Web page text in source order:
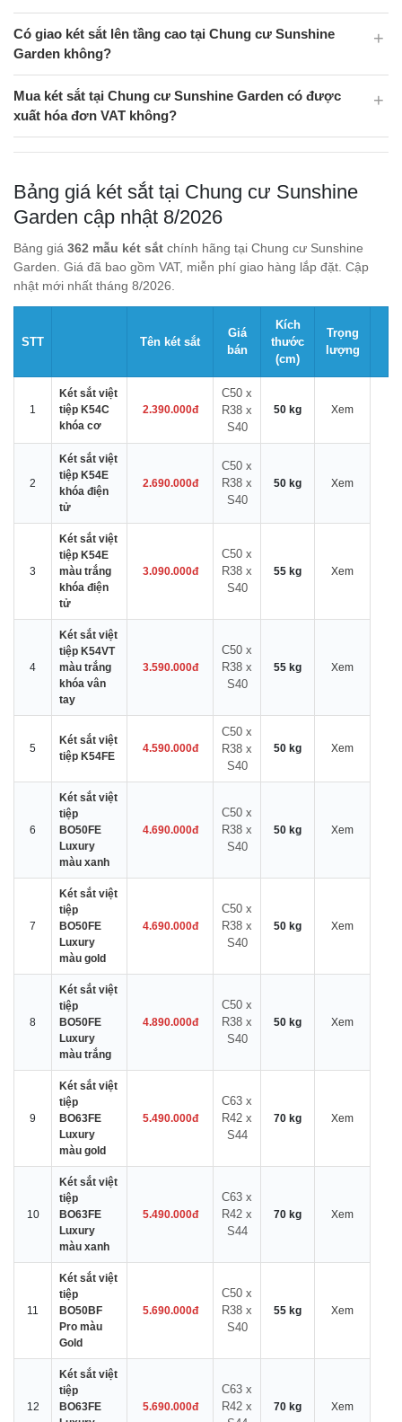
Có giao két sắt lên tầng cao tại Chung cư Sunshine
Garden không?
Mua két sắt tại Chung cư Sunshine Garden có được
xuất hóa đơn VAT không?
Bảng giá két sắt tại Chung cư Sunshine
Garden cập nhật 8/2026
Bảng giá 362 mẫu két sắt chính hãng tại Chung cư Sunshine
Garden. Giá đã bao gồm VAT, miễn phí giao hàng lắp đặt. Cập
nhật mới nhất tháng 8/2026.
STT Tên két sắt
Giá
bán
Kích
thước
(cm)
Trọng
lượng
1
Két sắt việt
tiệp K54C
khóa cơ
2.390.000đ
C50 x
R38 x
S40
50 kg Xem
2
Két sắt việt
tiệp K54E
khóa điện
tử
2.690.000đ
C50 x
R38 x
S40
50 kg Xem
3
Két sắt việt
tiệp K54E
màu trắng
khóa điện
tử
3.090.000đ
C50 x
R38 x
S40
55 kg Xem
4
Két sắt việt
tiệp K54VT
màu trắng
khóa vân
tay
3.590.000đ
C50 x
R38 x
S40
55 kg Xem
5
Két sắt việt
tiệp K54FE
4.590.000đ
C50 x
R38 x
S40
50 kg Xem
6
Két sắt việt
tiệp
BO50FE
Luxury
màu xanh
4.690.000đ
C50 x
R38 x
S40
50 kg Xem
7
Két sắt việt
tiệp
BO50FE
Luxury
màu gold
4.690.000đ
C50 x
R38 x
S40
50 kg Xem
8
Két sắt việt
tiệp
BO50FE
Luxury
màu trắng
4.890.000đ
C50 x
R38 x
S40
50 kg Xem
9
Két sắt việt
tiệp
BO63FE
Luxury
màu gold
5.490.000đ
C63 x
R42 x
S44
70 kg Xem
10
Két sắt việt
tiệp
BO63FE
Luxury
màu xanh
5.490.000đ
C63 x
R42 x
S44
70 kg Xem
11
Két sắt việt
tiệp
BO50BF
Pro màu
Gold
5.690.000đ
C50 x
R38 x
S40
55 kg Xem
12
Két sắt việt
tiệp
BO63FE
5.690.000đ
C63 x
R42 x
70 kg Xem